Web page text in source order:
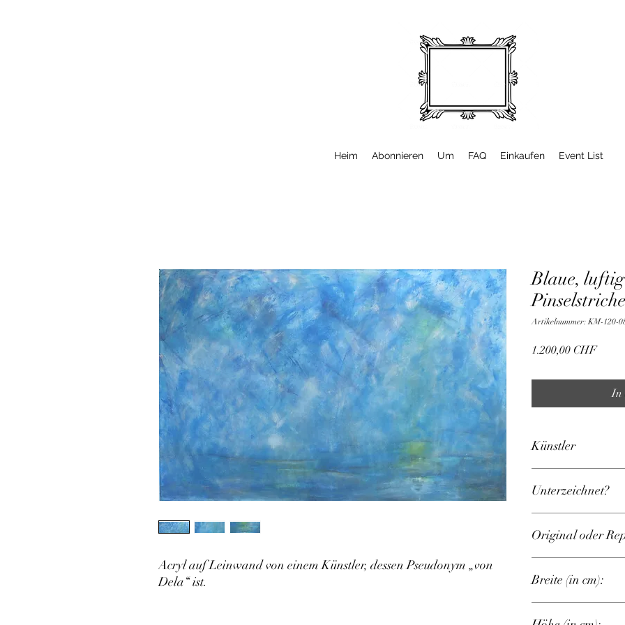
Heim Abonnieren Um FAQ Einkaufen Event List
Acryl auf Leinwand von einem Künstler, dessen Pseudonym „von
Dela“ ist.
Blaue,
Artikelnummer: KM-120-
1.200,00 CHFPreis
In
Künstler
Unterzeichnet?
Original oder
Breite (in cm):